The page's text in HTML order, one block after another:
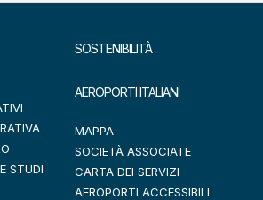
STUDI
SOSTENIBILITÀ
AEROPORTI ITALIANI
MAPPA
SOCIETÀ ASSOCIATE
CARTA DEI SERVIZI
AEROPORTI ACCESSIBILI